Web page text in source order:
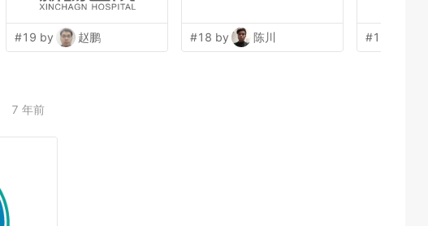
#19 by 赵鹏 #18 by 陈川 #15 by
7 年前